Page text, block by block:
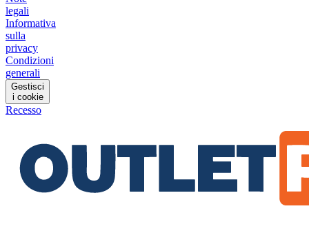
legali
Informativa
sulla
privacy
Condizioni
generali
Gestisci
i cookie
Recesso